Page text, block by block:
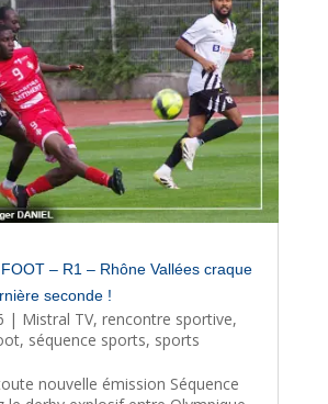
– R1 – Rhône Vallées craque
seconde !
| Mistral TV, rencontre sportive,
, séquence sports, sports
nouvelle émission Séquence